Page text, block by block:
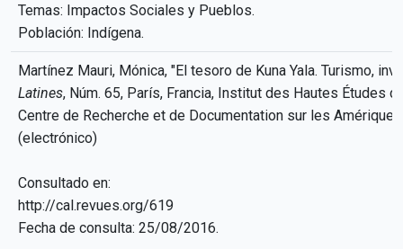
Temas: Impactos Sociales y Pueblos.
Población: Indígena.
Martínez Mauri, Mónica, "El tesoro de Kuna Yala. Turismo,
Latines, Núm. 65, París, Francia, Institut des Hautes Études
Centre de Recherche et de Documentation sur les
(electrónico)
Consultado en:
http://cal.revues.org/619
Fecha de consulta: 25/08/2016.